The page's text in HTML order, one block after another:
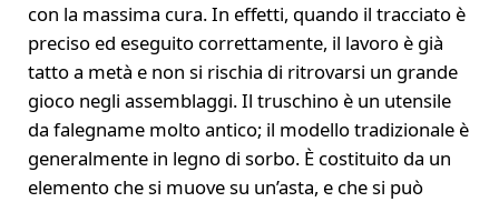
con la massima cura. In effetti, quando il tracciato è
preciso ed eseguito correttamente, il lavoro è già
tatto a metà e non si rischia di ritrovarsi un grande
gioco negli assemblaggi. Il truschino è un utensile
da falegname molto antico; il modello tradizionale è
generalmente in legno di sorbo. È costituito da un
elemento che si muove su un’asta, e che si può